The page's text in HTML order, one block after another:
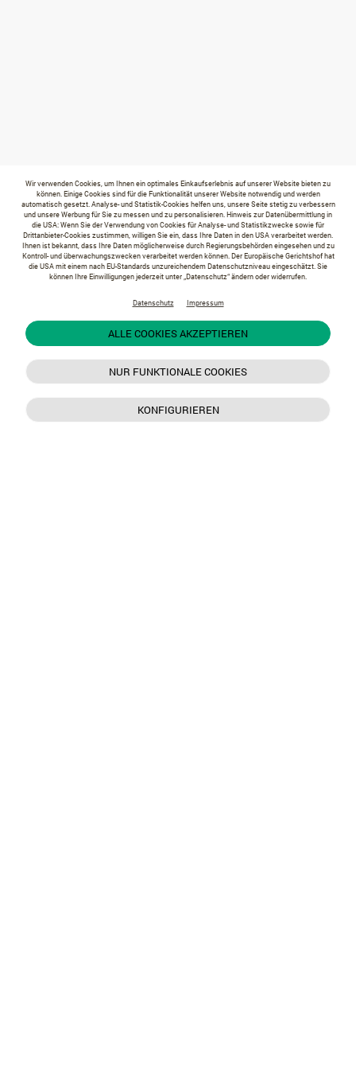
Wir verwenden Cookies, um Ihnen ein optimales Einkaufserlebnis auf unserer Website bieten zu
können. Einige Cookies sind für die Funktionalität unserer Website notwendig und werden
automatisch gesetzt. Analyse- und Statistik-Cookies helfen uns, unsere Seite stetig zu verbessern
und unsere Werbung für Sie zu messen und zu personalisieren. Hinweis zur Datenübermittlung in
die USA: Wenn Sie der Verwendung von Cookies für Analyse- und Statistikzwecke sowie für
Drittanbieter-Cookies zustimmen, willigen Sie ein, dass Ihre Daten in den USA verarbeitet werden.
Ihnen ist bekannt, dass Ihre Daten möglicherweise durch Regierungsbehörden eingesehen und zu
Kontroll- und überwachungszwecken verarbeitet werden können. Der Europäische Gerichtshof hat
die USA mit einem nach EU-Standards unzureichendem Datenschutzniveau eingeschätzt. Sie
können Ihre Einwilligungen jederzeit unter „Datenschutz“ ändern oder widerrufen.
Datenschutz Impressum
ALLE COOKIES AKZEPTIEREN
NUR FUNKTIONALE COOKIES
KONFIGURIEREN